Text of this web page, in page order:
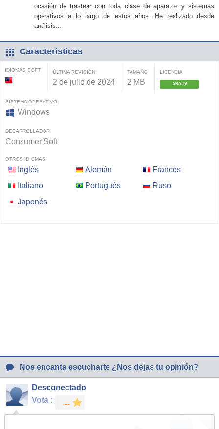
ocasión de trastear con toda clase de aparatos y sistemas
operativos a lo largo de estos años. He realizado desde
análisis...
Características
IDIOMAS SOFT ÚLTIMA REVISIÓN
2 de julio de 2024
TAMAÑO
2 MB
LICENCIA
GRATIS
SISTEMA OPERATIVO
Windows
DESARROLLADOR
Consumer Soft
OTROS IDIOMAS
Inglés Alemán
Francés
Italiano
Portugués
Ruso
Japonés
Nos encanta escucharte ¿Nos dejas tu opinión?
Desconectado
Vota :